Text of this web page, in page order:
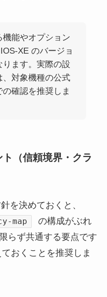
機能やオプション
XE のバージョ
ります。実際の設
、対象機種の公式
の確認を推奨しま
（信頼境界・クラ
を決めておくと、
map
の構成がぶれ
らず共通する要点です
おくことを推奨しま